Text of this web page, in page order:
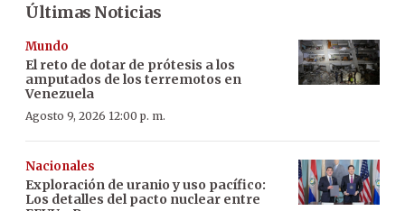
Últimas Noticias
Mundo
El reto de dotar de prótesis a los
amputados de los terremotos en
Venezuela
Agosto 9, 2026 12:00 p. m.
Nacionales
Exploración de uranio y uso pacífico:
Los detalles del pacto nuclear entre